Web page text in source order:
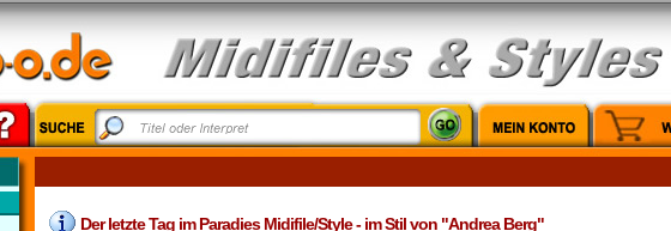
Der letzte Tag im Paradies Midifile/Style - im Stil von "Andrea Berg"